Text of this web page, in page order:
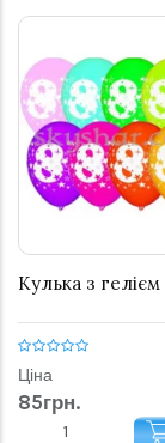
Кулька з
Ціна
85грн.